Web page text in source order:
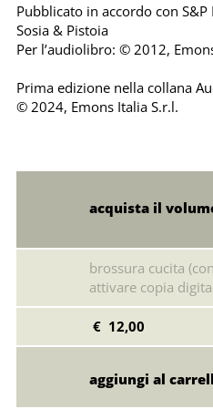
Pubblicato in accordo con
Sosia & Pistoia
Per l’audiolibro: © 2012,
Prima edizione nella collana
© 2024, Emons Italia S.r.l.
acquista il
brossura cucita
attivare copia
€ 12,00